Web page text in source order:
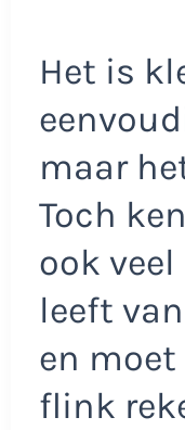
Het is
maar
Toch
ook
leeft
en
flink